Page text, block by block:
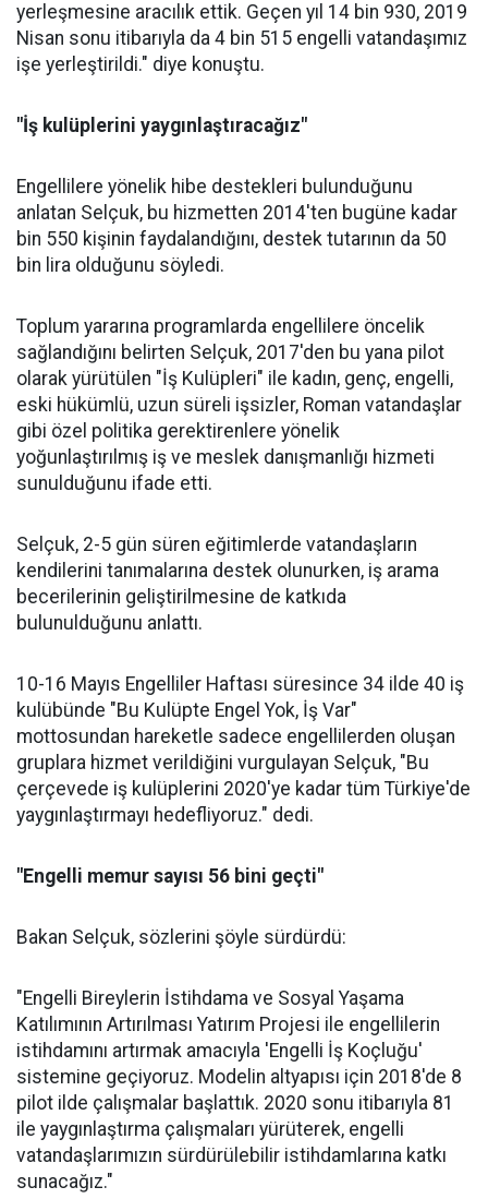
yerleşmesine aracılık ettik. Geçen yıl 14 bin 930, 2019
Nisan sonu itibarıyla da 4 bin 515 engelli vatandaşımız
işe yerleştirildi." diye konuştu.
"İş kulüplerini yaygınlaştıracağız"
Engellilere yönelik hibe destekleri bulunduğunu
anlatan Selçuk, bu hizmetten 2014'ten bugüne kadar
bin 550 kişinin faydalandığını, destek tutarının da 50
bin lira olduğunu söyledi.
Toplum yararına programlarda engellilere öncelik
sağlandığını belirten Selçuk, 2017'den bu yana pilot
olarak yürütülen "İş Kulüpleri" ile kadın, genç, engelli,
eski hükümlü, uzun süreli işsizler, Roman vatandaşlar
gibi özel politika gerektirenlere yönelik
yoğunlaştırılmış iş ve meslek danışmanlığı hizmeti
sunulduğunu ifade etti.
Selçuk, 2-5 gün süren eğitimlerde vatandaşların
kendilerini tanımalarına destek olunurken, iş arama
becerilerinin geliştirilmesine de katkıda
bulunulduğunu anlattı.
10-16 Mayıs Engelliler Haftası süresince 34 ilde 40 iş
kulübünde "Bu Kulüpte Engel Yok, İş Var"
mottosundan hareketle sadece engellilerden oluşan
gruplara hizmet verildiğini vurgulayan Selçuk, "Bu
çerçevede iş kulüplerini 2020'ye kadar tüm Türkiye'de
yaygınlaştırmayı hedefliyoruz." dedi.
"Engelli memur sayısı 56 bini geçti"
Bakan Selçuk, sözlerini şöyle sürdürdü:
"Engelli Bireylerin İstihdama ve Sosyal Yaşama
Katılımının Artırılması Yatırım Projesi ile engellilerin
istihdamını artırmak amacıyla 'Engelli İş Koçluğu'
sistemine geçiyoruz. Modelin altyapısı için 2018'de 8
pilot ilde çalışmalar başlattık. 2020 sonu itibarıyla 81
ile yaygınlaştırma çalışmaları yürüterek, engelli
vatandaşlarımızın sürdürülebilir istihdamlarına katkı
sunacağız."